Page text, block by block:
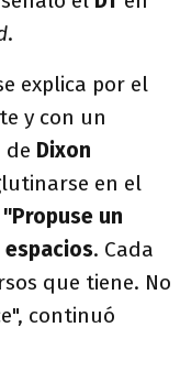
.
explica por el
y con un
de Dixon
en el
"Propuse un
. Cada
que tiene. No
continuó